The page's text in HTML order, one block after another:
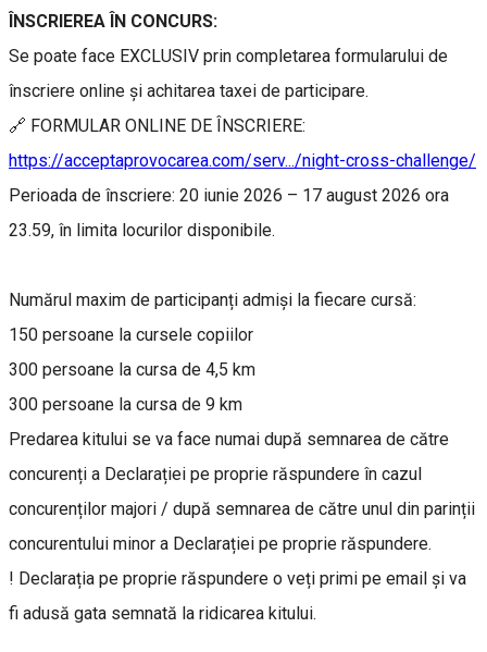
ÎNSCRIEREA ÎN CONCURS:
Se poate face EXCLUSIV prin completarea formularului de
înscriere online și achitarea taxei de participare.
🔗 FORMULAR ONLINE DE ÎNSCRIERE:
https://acceptaprovocarea.com/serv.../night-cross-challenge/
Perioada de înscriere: 20 iunie 2026 – 17 august 2026 ora
23.59, în limita locurilor disponibile.
Numărul maxim de participanți admişi la fiecare cursă:
150 persoane la cursele copiilor
300 persoane la cursa de 4,5 km
300 persoane la cursa de 9 km
Predarea kitului se va face numai după semnarea de către
concurenți a Declarației pe proprie răspundere în cazul
concurenților majori / după semnarea de către unul din parinții
concurentului minor a Declarației pe proprie răspundere.
! Declarația pe proprie răspundere o veți primi pe email și va
fi adusă gata semnată la ridicarea kitului.